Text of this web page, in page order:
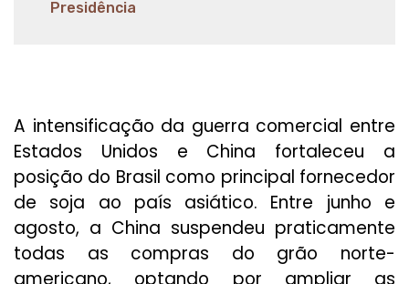
Presidência
A intensificação da guerra comercial entre
Estados Unidos e China fortaleceu a
posição do Brasil como principal fornecedor
de soja ao país asiático. Entre junho e
agosto, a China suspendeu praticamente
todas as compras do grão norte-
americano, optando por ampliar as